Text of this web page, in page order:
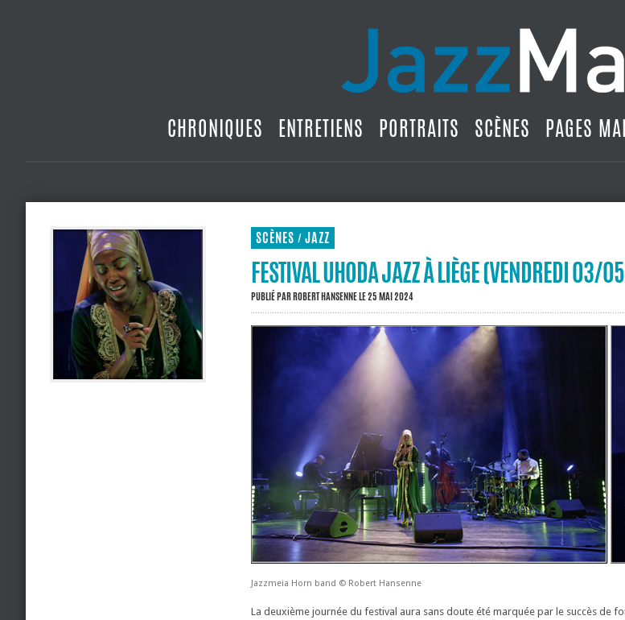
CHRONIQUES ENTRETIENS PORTRAITS SCÈNES PAGES
SCÈNES / JAZZ
FESTIVAL UHODA JAZZ À LIÈGE (VENDREDI 03/
PUBLIÉ PARROBERT HANSENNELE 25 MAI 2024
Jazzmeia Horn band © Robert Hansenne
La deuxième journée du festival aura sans doute été marquée par le succès de